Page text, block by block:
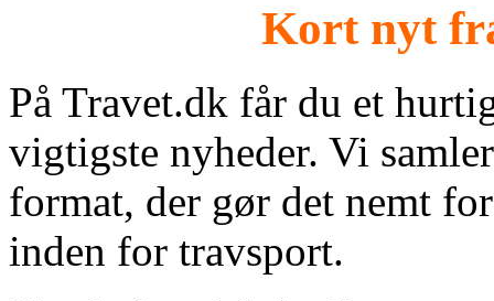
Kort nyt
På Travet.dk får du et
vigtigste nyheder. Vi
format, der gør det nemt
inden for travsport.